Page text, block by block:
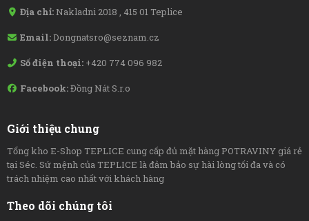
Địa chỉ: Nakladni 2018 , 415 01 Teplice
Email:Dongnatsro@seznam.cz
Số điện thoại: +420 774 096 982
Facebook:Đồng Nát S.r.o
Giới thiệu chung
Tổng kho E-Shop TEPLICE cung cấp đủ mặt hàng POTRAVINY giá rẻ
tại Séc. Sứ mệnh của TEPLICE là đảm bảo sự hài lòng tối đa và có
trách nhiệm cao nhất với khách hàng
Theo dõi chúng tôi